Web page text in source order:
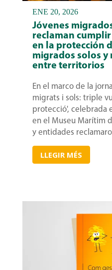
Jóvenes
reclaman
en la protección
migrados solos y
entre territorios
En el marco de la
migrats i sols: triple
protecció', celebrada
en el Museu Marítim
y entidades
LLEGIR MÉS
ENE 20, 2026